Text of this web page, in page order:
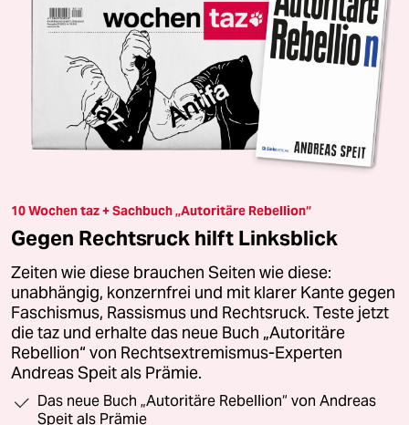
10 Wochen taz + Sachbuch „Autoritäre Rebellion“
Gegen Rechtsruck hilft Linksblick
Zeiten wie diese brauchen Seiten wie diese:
unabhängig, konzernfrei und mit klarer Kante gegen
Faschismus, Rassismus und Rechtsruck. Teste jetzt
die taz und erhalte das neue Buch „Autoritäre
Rebellion“ von Rechtsextremismus-Experten
Andreas Speit als Prämie.
Das neue Buch „Autoritäre Rebellion“ von Andreas
Speit als Prämie